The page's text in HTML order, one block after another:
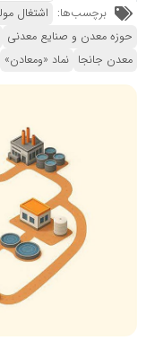
برچسب‌ها:
اشتغال
حوزه معدن و صنایع معدنی
معدن جانجا نماد «ومعادن»